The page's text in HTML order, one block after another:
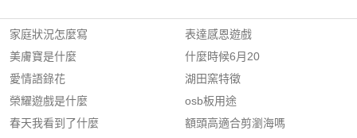
家庭狀況怎麼寫
美膚寶是什麼
愛情語錄花
榮耀遊戲是什麼
春天我看到了什麼
表達感恩遊戲
什麼時候6月20
湖田窯特徵
osb板用途
額頭高適合剪瀏海嗎